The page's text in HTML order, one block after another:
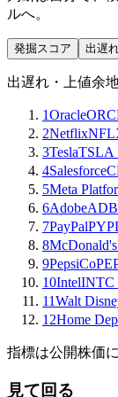
ルへ。
発掘スコア 出遅
出遅れ・上値余
1Oracle
2Netflix
3TeslaTSLA
4Salesforce
5Meta
6Adobe
7PayPal
8McDonald's
9PepsiCo
10IntelINTC
11Walt
12Home
指標は公開株価
見て回る